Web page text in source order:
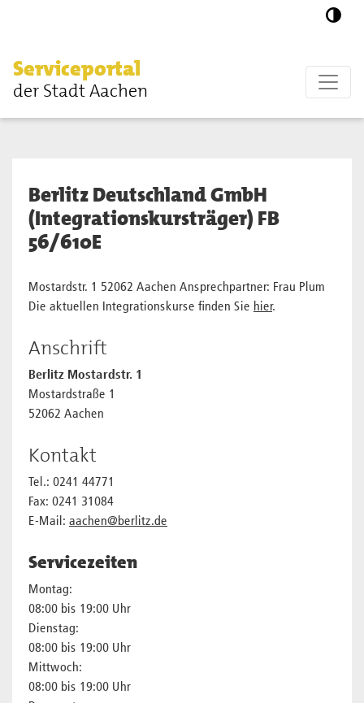
Serviceportal
der Stadt Aachen
Berlitz Deutschland GmbH
(Integrationskursträger) FB
56/610E
Mostardstr. 1 52062 Aachen Ansprechpartner: Frau Plum
Die aktuellen Integrationskurse finden Sie hier.
Anschrift
Berlitz Mostardstr. 1
Mostardstraße 1
52062 Aachen
Kontakt
Tel.: 0241 44771
Fax: 0241 31084
E-Mail: aachen@berlitz.de
Servicezeiten
Montag:
08:00 bis 19:00 Uhr
Dienstag:
08:00 bis 19:00 Uhr
Mittwoch:
08:00 bis 19:00 Uhr